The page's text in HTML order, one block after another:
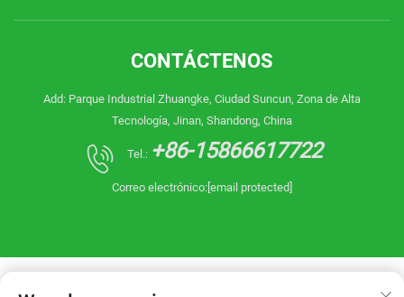
CONTÁCTENOS
Add: Parque Industrial Zhuangke, Ciudad Suncun, Zona de Alta
Tecnología, Jinan, Shandong, China
Tel.: +86-15866617722
Correo electrónico: [email protected]